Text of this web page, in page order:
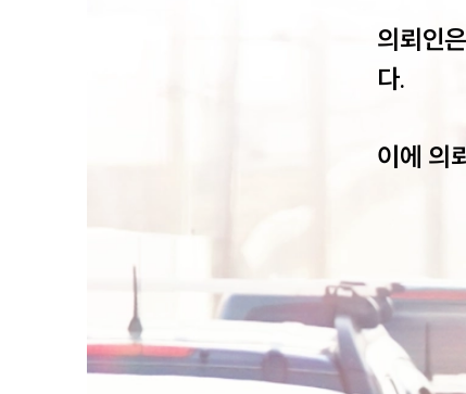
의뢰인
다.
이에 의